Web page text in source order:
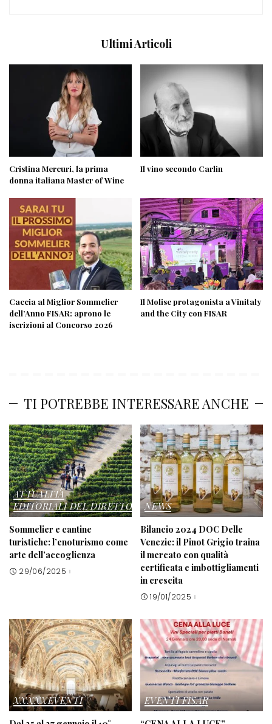
Ultimi Articoli
Cristina Mercuri, la prima
donna italiana Master of Wine
Il vino secondo Carlin
Caccia al Miglior Sommelier
dell’Anno FISAR: aprono le
iscrizioni al Concorso 2026
Il Molise protagonista a Vinitaly
and the City con FISAR
TI POTREBBE INTERESSARE ANCHE
ATTUALITÀ
EDITORIALI DEL DIRETTORE
Sommelier e cantine
turistiche: l’enoturismo come
arte dell’accoglienza
29/06/2025
NEWS
Bilancio 2024 DOC Delle
Venezie: il Pinot Grigio traina
il mercato con qualità
certificata e imbottigliamenti
in crescita
19/01/2025
XXXXXEVENTI
EVENTI FISAR